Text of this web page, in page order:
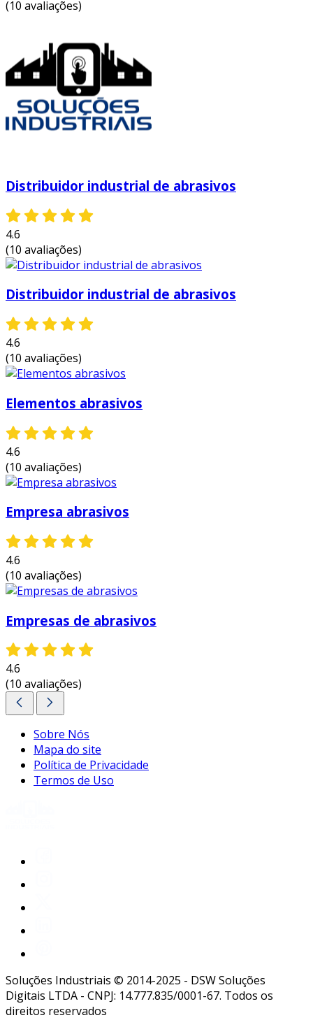
(10 avaliações)
Distribuidor industrial de abrasivos
4.6
(10 avaliações)
Distribuidor industrial de abrasivos
4.6
(10 avaliações)
Elementos abrasivos
4.6
(10 avaliações)
Empresa abrasivos
4.6
(10 avaliações)
Empresas de abrasivos
4.6
(10 avaliações)
Sobre Nós
Mapa do site
Política de Privacidade
Termos de Uso
Soluções Industriais © 2014-2025 - DSW Soluções
Digitais LTDA - CNPJ: 14.777.835/0001-67. Todos os
direitos reservados